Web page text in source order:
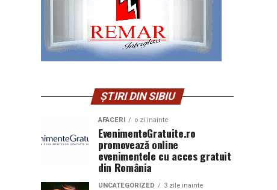
ȘTIRI DIN SIBIU
AFACERI o zi inainte
EvenimenteGratuite.ro
promovează online
evenimentele cu acces gratuit
din România
UNCATEGORIZED 3 zile inainte